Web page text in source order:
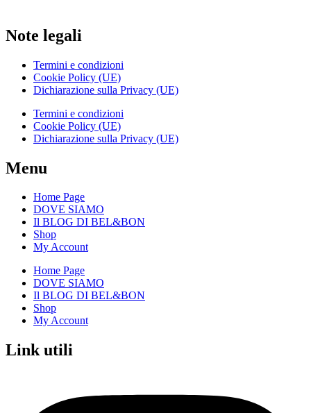
Note legali
Termini e condizioni
Cookie Policy (UE)
Dichiarazione sulla Privacy (UE)
Termini e condizioni
Cookie Policy (UE)
Dichiarazione sulla Privacy (UE)
Menu
Home Page
DOVE SIAMO
Il BLOG DI BEL&BON
Shop
My Account
Home Page
DOVE SIAMO
Il BLOG DI BEL&BON
Shop
My Account
Link utili